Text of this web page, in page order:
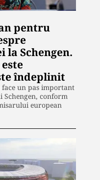
pentru
la Schengen.
îndeplinit
un pas important
conform
european